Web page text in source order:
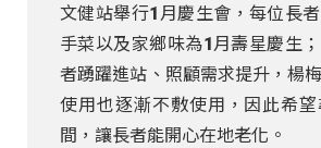
文健站舉行1月慶生會，每位長
手菜以及家鄉味為1月壽星慶生
者踴躍進站、照顧需求提升，楊
使用也逐漸不敷使用，因此希
間，讓長者能開心在地老化。